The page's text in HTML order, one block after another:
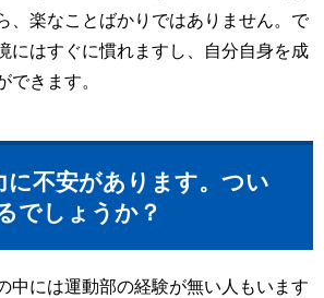
、楽なことばかりではありません。で
にはすぐに慣れますし、自分自身を成
できます。
に不安があります。つい
でしょうか？
中には運動部の経験が無い人もいます